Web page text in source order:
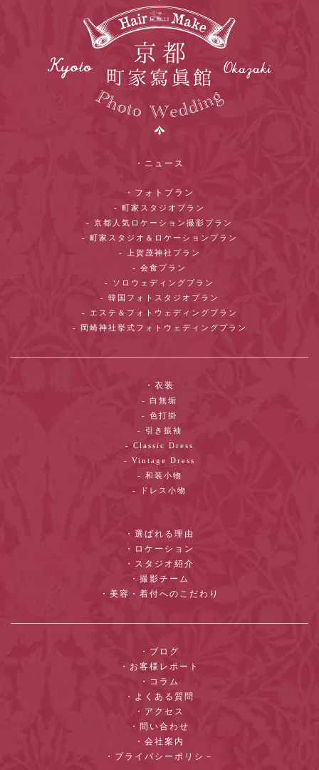
・ニュース
・フォトプラン
- 町家スタジオプラン
- 京都人気ロケーション撮影プラン
- 町家スタジオ＆ロケーションプラン
- 上賀茂神社プラン
- 会食プラン
- ソロウェディングプラン
- 韓国フォトスタジオプラン
- エステ＆フォトウェディングプラン
- 岡崎神社挙式フォトウェディングプラン
・衣装
- 白無垢
- 色打掛
- 引き振袖
- Classic Dress
- Vintage Dress
- 和装小物
- ドレス小物
・選ばれる理由
・ロケーション
・スタジオ紹介
・撮影チーム
・美容・着付へのこだわり
・ブログ
・お客様レポート
・コラム
・よくある質問
・アクセス
・問い合わせ
・会社案内
・プライバシーポリシ－